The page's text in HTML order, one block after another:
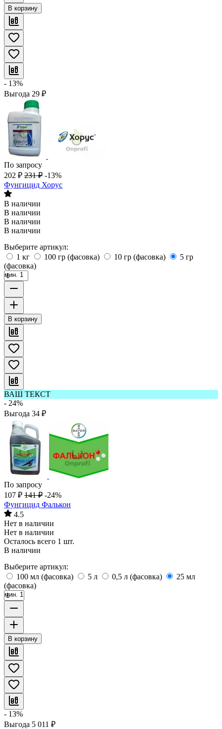
В корзину
- 13%
Выгода 29 ₽
По запросу
202 ₽ 231 ₽ -13%
Фунгицид Хорус
В наличии
В наличии
В наличии
В наличии
Выберите артикул:
1 кг
100 гр (фасовка) 10 гр (фасовка)
5 гр
(фасовка)
мин. 1
В корзину
ВАШ ТЕКСТ
- 24%
Выгода 34 ₽
По запросу
107 ₽ 141 ₽ -24%
Фунгицид Фалькон
4.5
Нет в наличии
Нет в наличии
Осталось всего 1 шт.
В наличии
Выберите артикул:
100 мл (фасовка)
5 л 0,5 л (фасовка)
25 мл
(фасовка)
мин. 1
В корзину
- 13%
Выгода 5 011 ₽